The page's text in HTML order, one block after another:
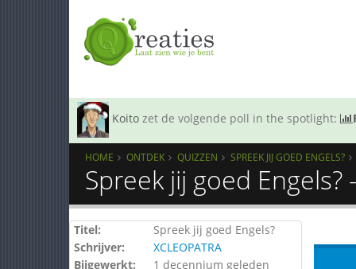
Koito zet de volgende poll in the spotlight:
HOME ONTDEK QUIZZEN SPREEK JIJ GOED ENGELS?
Spreek jij goed
Titel:
Spreek jij goed Engels?
Schrijver:
XCLEOPATRA
Bijgewerkt:
1 decennium geleden